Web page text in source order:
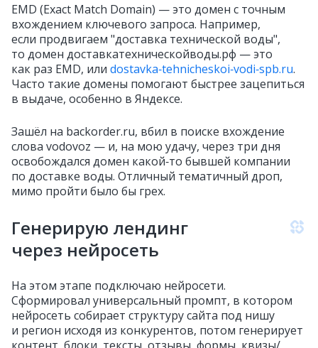
EMD (Exact Match Domain) — это домен с точным
вхождением ключевого запроса. Например,
если продвигаем "доставка технической воды",
то домен доставкатехническойводы.рф — это
как раз EMD, или dostavka‑tehnicheskoi‑vodi‑spb.ru.
Часто такие домены помогают быстрее зацепиться
в выдаче, особенно в Яндексе.
Зашёл на backorder.ru, вбил в поиске вхождение
слова vodovoz — и, на мою удачу, через три дня
освобождался домен какой‑то бывшей компании
по доставке воды. Отличный тематичный дроп,
мимо пройти было бы грех.
Генерирую лендинг
через нейросеть
На этом этапе подключаю нейросети.
Сформировал универсальный промпт, в котором
нейросеть собирает структуру сайта под нишу
и регион исходя из конкурентов, потом генерирует